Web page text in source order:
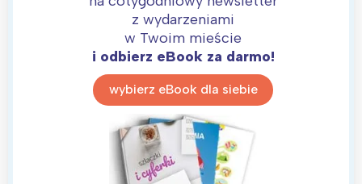
z wydarzeniami
w Twoim mieście
i odbierz eBook za darmo!
wybierz eBook dla siebie
Interesują mnie wydarzenia z
tego regionu:
Warszawa
Śląsk
Kraków